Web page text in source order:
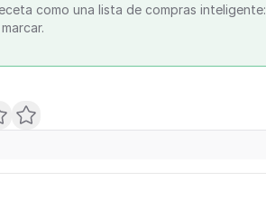
como una lista de compras inteligente: